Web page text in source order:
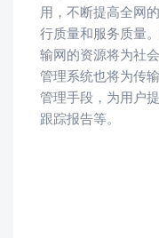
用，不断提高全网
行质量和服务质量
输网的资源将为社
管理系统也将为传
管理手段，为用户
跟踪报告等。